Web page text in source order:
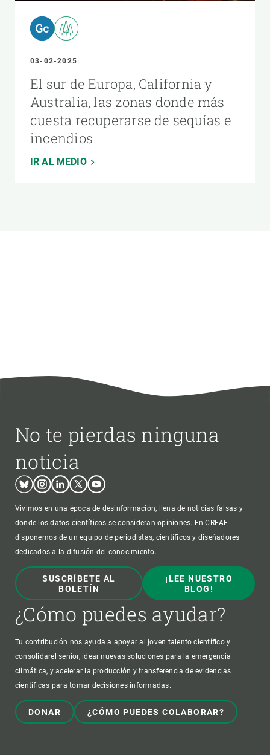
03-02-2025
El sur de Europa, California y
Australia, las zonas donde más
cuesta recuperarse de sequías e
incendios
IR AL MEDIO
No te pierdas ninguna
noticia
BlueskyInstagram
LinkedinTwitterYoutube
Vivimos en una época de desinformación, llena de noticias falsas y
donde los datos científicos se consideran opiniones. En CREAF
disponemos de un equipo de periodistas, científicos y diseñadores
dedicados a la difusión del conocimiento.
SUSCRÍBETE AL
BOLETÍN
¡LEE NUESTRO
BLOG!
¿Cómo puedes ayudar?
Tu contribución nos ayuda a apoyar al joven talento científico y
consolidarel senior, idear nuevas soluciones para la emergencia
climática, y acelerar la producción y transferencia de evidencias
científicas para tomar decisiones informadas.
DONAR ¿CÓMO PUEDES COLABORAR?